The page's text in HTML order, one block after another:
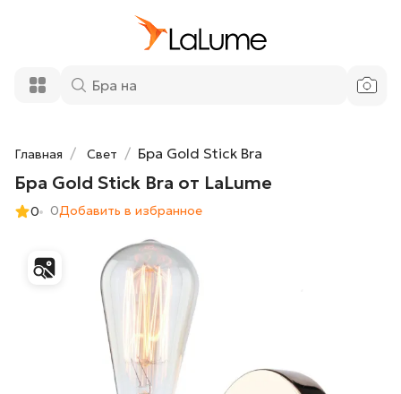
Главная Свет Бра Gold Stick Bra
Бра Gold Stick Bra от LaLume
0 0Добавить в избранное
Бра Gold Stick Bra от LaLume